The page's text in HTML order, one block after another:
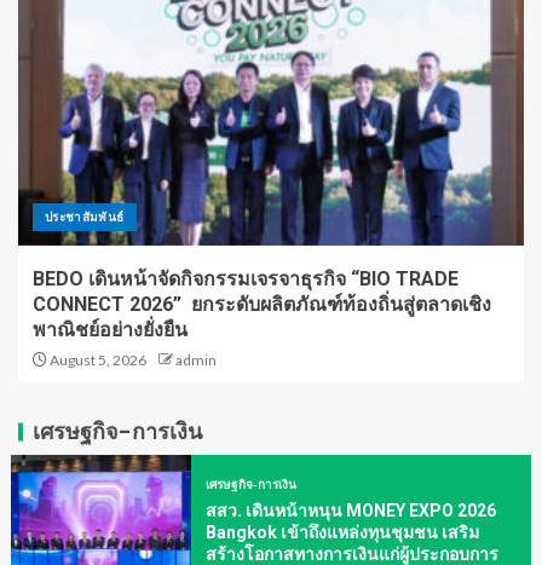
ประชาสัมพันธ์
BEDO เดินหน้าจัดกิจกรรมเจรจาธุรกิจ “BIO TRADE
CONNECT 2026” ยกระดับผลิตภัณฑ์ท้องถิ่นสู่ตลาดเชิง
พาณิชย์อย่างยั่งยืน
August 5, 2026 admin
เศรษฐกิจ-การเงิน
เศรษฐกิจ-การเงิน
สสว. เดินหน้าหนุน MONEY EXPO 2026
Bangkok เข้าถึงแหล่งทุนชุมชน เสริม
สร้างโอกาสทางการเงินแก่ผู้ประกอบการ